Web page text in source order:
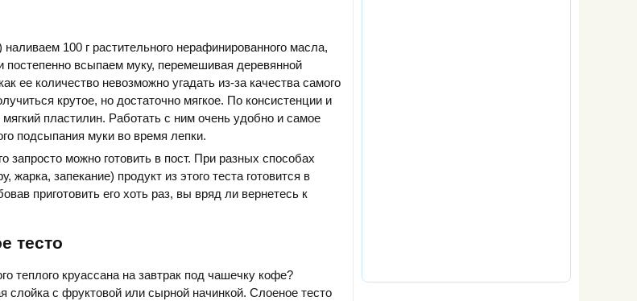
100 г растительного нерафинированного масла,
всыпаем муку, перемешивая деревянной
ее количество невозможно угадать из-за качества самого
крутое, но достаточно мягкое. По консистенции и
пластилин. Работать с ним очень удобно и самое
подсыпания муки во время лепки.
запросто можно готовить в пост. При разных способах
жарка, запекание) продукт из этого теста готовится в
приготовить его хоть раз, вы вряд ли вернетесь к
тесто
теплого круассана на завтрак под чашечку кофе?
с фруктовой или сырной начинкой. Слоеное тесто